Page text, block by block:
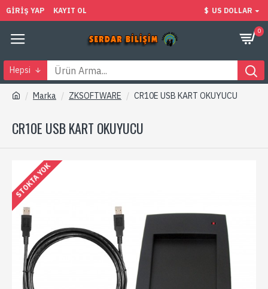
GIRIŞ YAP KAYIT OL $ US DOLLAR
0
Hepsi
Marka ZKSOFTWARE CR10E USB KART OKUYUCU
CR10E USB KART OKUYUCU
STOKTA YOK